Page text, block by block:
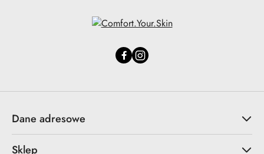
Dane adresowe
Sklep